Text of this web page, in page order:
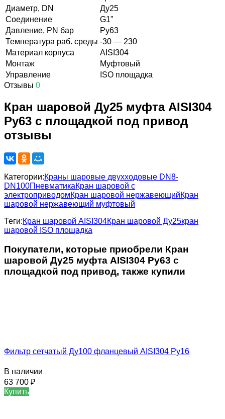
Диаметр, DN
Ду25
Соединение
G1"
Давление, PN бар
Ру63
Температура раб. среды -30 — 230
Материал корпуса
AISI304
Монтаж
Муфтовый
Управление
ISO площадка
Отзывы 0
Кран шаровой Ду25 муфта AISI304
Ру63 с площадкой под привод
отзывы
Категории:Краны шаровые двухходовые DN8-
DN100ПневматикаКран шаровой с
электроприводомКран шаровой нержавеющийКран
шаровой нержавеющий муфтовый
Теги:Кран шаровой AISI304Кран шаровой Ду25кран
шаровой ISO площадка
Покупатели, которые приобрели Кран
шаровой Ду25 муфта AISI304 Ру63 с
площадкой под привод, также купили
Фильтр сетчатый Ду100 фланцевый AISI304 Ру16
В наличии
63 700 ₽
Купить